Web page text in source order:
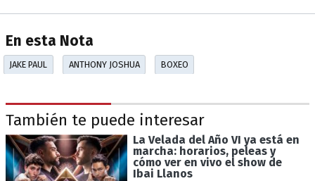
En esta Nota
JAKE PAUL ANTHONY JOSHUA BOXEO
También te puede interesar
La Velada del Año VI ya está en
marcha: horarios, peleas y
cómo ver en vivo el show de
Ibai Llanos